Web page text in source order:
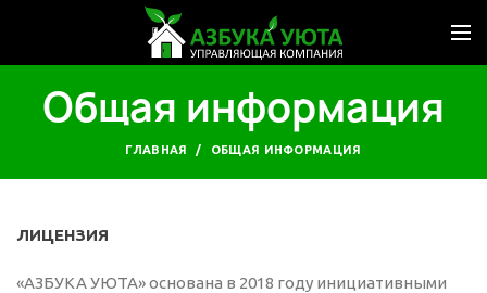
Общая информация
ГЛАВНАЯ ОБЩАЯ ИНФОРМАЦИЯ
ЛИЦЕНЗИЯ
«АЗБУКА УЮТА» основана в 2018 году инициативными